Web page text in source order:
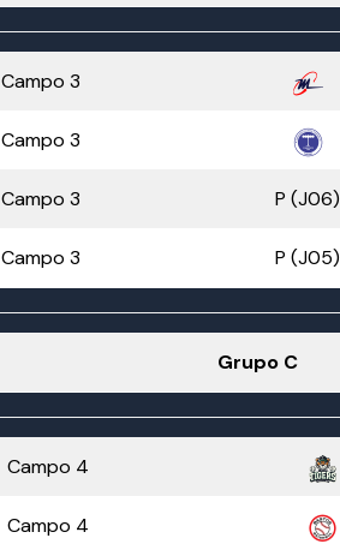
Campo 3
Campo 3
Campo 3 P (J06)
Campo 3 P (J05)
Grupo C
Campo 4
Campo 4